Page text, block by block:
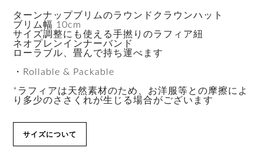
ターンナップブリムのラウンドクラウンハット
ブリム幅 10cm
サイズ調整にも使える手撚りのラフィア紐
ネオプレンインナーバンド
ローラブル、畳んで持ち運べます
・Rollable & Packable
*ラフィアは天然素材のため、お洋服等との摩擦によ
り多少のささくれが生じる場合がございます
サイズについて